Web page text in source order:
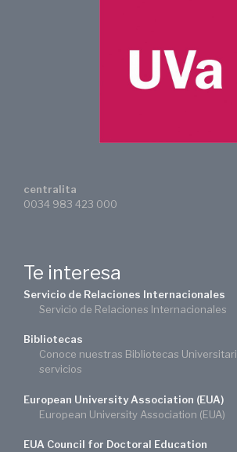
centralita
0034 983 423 000
Te interesa
Servicio de Relaciones Internacionales
Servicio de Relaciones Internacionales
Bibliotecas
Conoce nuestras Bibliotecas
servicios
European University Association (EUA)
European University Association (EUA)
EUA Council for Doctoral Education